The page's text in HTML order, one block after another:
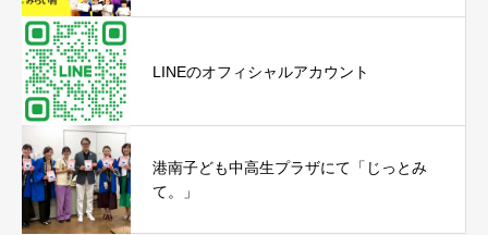
LINEのオフィシャルアカウント
港南子ども中高生プラザにて「じっとみ
て。」